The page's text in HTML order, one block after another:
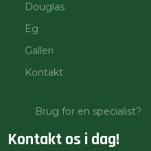
Douglas
Eg
Galleri
Kontakt
Brug for en specialist?
Kontakt os i dag!